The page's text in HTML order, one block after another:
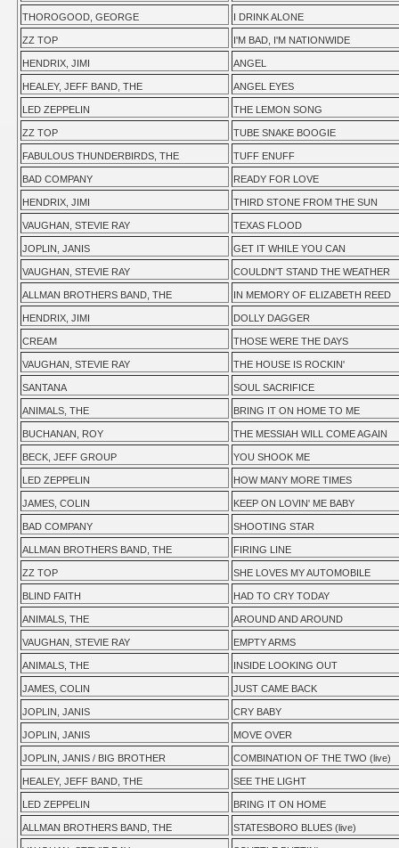
THOROGOOD, GEORGE I DRINK ALONE
ZZ TOP I'M BAD, I'M NATIONWIDE
HENDRIX, JIMI ANGEL
HEALEY, JEFF BAND, THE ANGEL EYES
LED ZEPPELIN THE LEMON SONG
ZZ TOP TUBE SNAKE BOOGIE
FABULOUS THUNDERBIRDS, THE TUFF ENUFF
BAD COMPANY READY FOR LOVE
HENDRIX, JIMI THIRD STONE FROM THE SUN
VAUGHAN, STEVIE RAY TEXAS FLOOD
JOPLIN, JANIS GET IT WHILE YOU CAN
VAUGHAN, STEVIE RAY COULDN'T STAND THE WEATHER
ALLMAN BROTHERS BAND, THE IN MEMORY OF ELIZABETH REED
HENDRIX, JIMI DOLLY DAGGER
CREAM THOSE WERE THE DAYS
VAUGHAN, STEVIE RAY THE HOUSE IS ROCKIN'
SANTANA SOUL SACRIFICE
ANIMALS, THE BRING IT ON HOME TO ME
BUCHANAN, ROY THE MESSIAH WILL COME AGAIN
BECK, JEFF GROUP YOU SHOOK ME
LED ZEPPELIN HOW MANY MORE TIMES
JAMES, COLIN KEEP ON LOVIN' ME BABY
BAD COMPANY SHOOTING STAR
ALLMAN BROTHERS BAND, THE FIRING LINE
ZZ TOP SHE LOVES MY AUTOMOBILE
BLIND FAITH HAD TO CRY TODAY
ANIMALS, THE AROUND AND AROUND
VAUGHAN, STEVIE RAY EMPTY ARMS
ANIMALS, THE INSIDE LOOKING OUT
JAMES, COLIN JUST CAME BACK
JOPLIN, JANIS CRY BABY
JOPLIN, JANIS MOVE OVER
JOPLIN, JANIS / BIG BROTHER COMBINATION OF THE TWO (live)
HEALEY, JEFF BAND, THE SEE THE LIGHT
LED ZEPPELIN BRING IT ON HOME
ALLMAN BROTHERS BAND, THE STATESBORO BLUES (live)